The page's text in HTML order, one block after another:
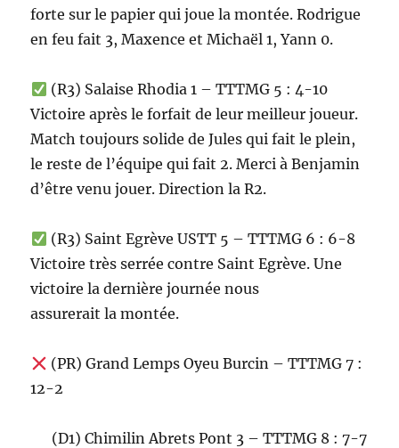
forte sur le papier qui joue la montée. Rodrigue
en feu fait 3, Maxence et Michaël 1, Yann 0.
(R3) Salaise Rhodia 1 – TTTMG 5 : 4-10
Victoire après le forfait de leur meilleur joueur.
Match toujours solide de Jules qui fait le plein,
le reste de l’équipe qui fait 2. Merci à Benjamin
d’être venu jouer. Direction la R2.
(R3) Saint Egrève USTT 5 – TTTMG 6 : 6-8
Victoire très serrée contre Saint Egrève. Une
victoire la dernière journée nous
assurerait la montée.
(PR) Grand Lemps Oyeu Burcin – TTTMG 7 :
12-2
(D1) Chimilin Abrets Pont 3 – TTTMG 8 : 7-7